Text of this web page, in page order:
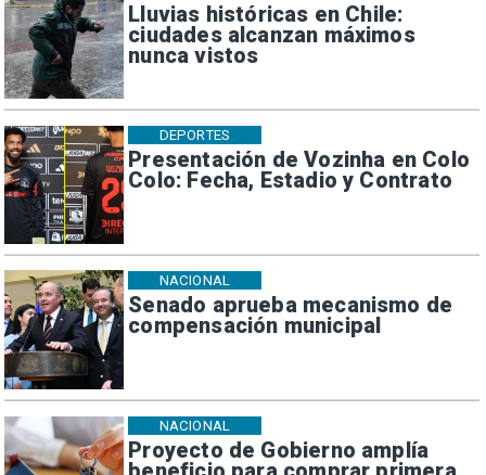
Lluvias históricas en Chile:
ciudades alcanzan máximos
nunca vistos
Presentación de Vozinha en Colo
Colo: Fecha, Estadio y Contrato
DEPORTES
Senado aprueba mecanismo de
compensación municipal
NACIONAL
Proyecto de Gobierno amplía
NACIONAL